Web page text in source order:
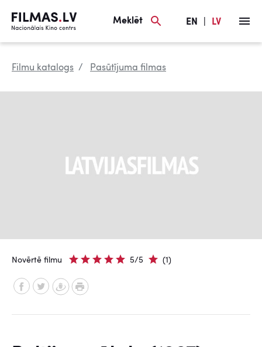
Meklēt EN LV
Filmu katalogs Pasūtījuma filmas
Novērtē filmu 5/5 (1)